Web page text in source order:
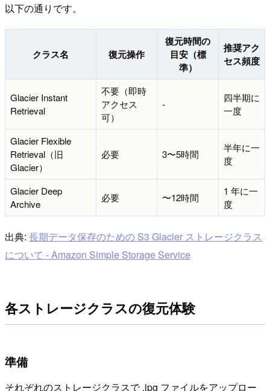
以下の通りです。
クラス名 復元操作
復元時間の
目安（標
準）
推奨アク
セス頻度
Glacier Instant
Retrieval
不要（即時
アクセス
可）
-
四半期に
一度
Glacier Flexible
Retrieval（旧
Glacier）
必要 3〜5時間
半年に一
度
Glacier Deep
Archive
必要 〜12時間
1 年に一
度
出典: 長期データ保存のための S3 Glacier ストレージクラス
について - Amazon Simple Storage Service
各ストレージクラスの復元体験
準備
それぞれのストレージクラスで .jpg ファイルをアップロー